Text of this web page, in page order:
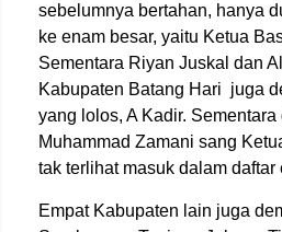
sebelumnya bertahan, hanya
ke enam besar, yaitu Ketua
Sementara Riyan Juskal dan
Kabupaten Batang Hari juga
yang lolos, A Kadir.
Muhammad Zamani sang
tak terlihat masuk dalam daftar
Empat Kabupaten lain juga